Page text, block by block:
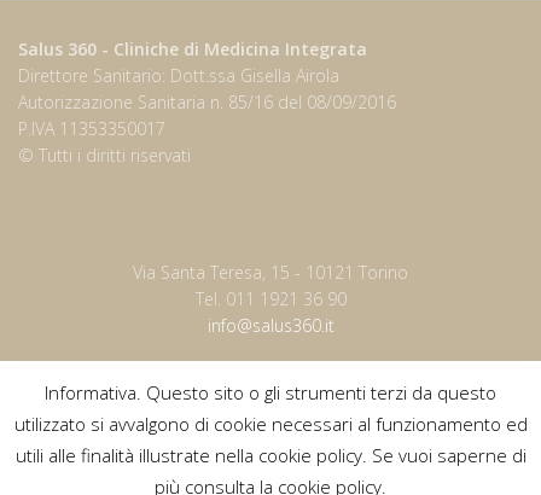
Salus 360 - Cliniche di Medicina Integrata
Direttore Sanitario: Dott.ssa Gisella Airola
Autorizzazione Sanitaria n. 85/16 del 08/09/2016
P.IVA 11353350017
© Tutti i diritti riservati
Via Santa Teresa, 15 - 10121 Torino
Tel. 011 1921 36 90
info@salus360.it
dal lunedì al venerdì
Informativa. Questo sito o gli strumenti terzi da questo
utilizzato si avvalgono di cookie necessari al funzionamento ed
utili alle finalità illustrate nella cookie policy. Se vuoi saperne di
più consulta la cookie policy.